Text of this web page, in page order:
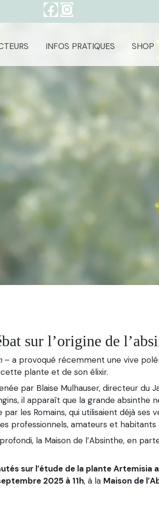
INFOS PRATIQUES SHOP
sur l’origine de
– a provoqué récemment une vive
plante et de son élixir.
par Blaise Mulhauser, directeur du
il apparaît que la grande absinthe
les Romains, qui utilisaient déjà ses
professionnels, amateurs et habitants
la Maison de l’Absinthe, en
sur l’étude de la plante Artemisia
2025 à 11h, à la Maison de